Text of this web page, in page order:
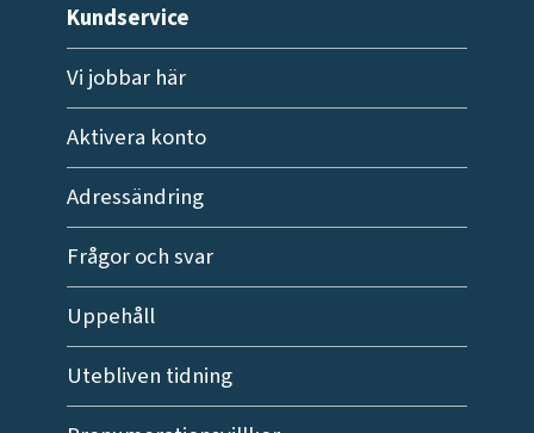
Kundservice
Vi jobbar här
Aktivera konto
Adressändring
Frågor och svar
Uppehåll
Utebliven tidning